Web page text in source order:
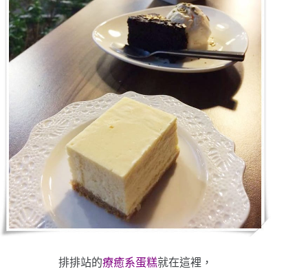
排排站的療癒系蛋糕就在這裡，